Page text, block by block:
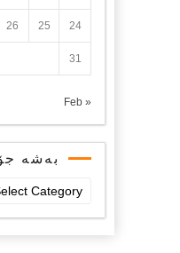
24
25
26
31
« Feb
بەشە
جۆرەکان